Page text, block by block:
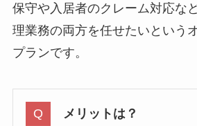
保守や入居者のクレーム対応な
理業務の両方を任せたいという
プランです。
メリットは？